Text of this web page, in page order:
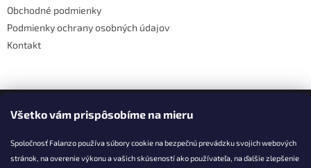
Všetko vám prispôsobíme na mieru
Spoločnosť Falanzo používa súbory cookie na bezpečnú prevádzku svojich webových
stránok, na overenie výkonu a vašich skúseností ako používateľa, na ďalšie zlepšenie
y
s
Obchodné podmienky
Podmienky ochrany osobných údajov
Kontakt
Facebook